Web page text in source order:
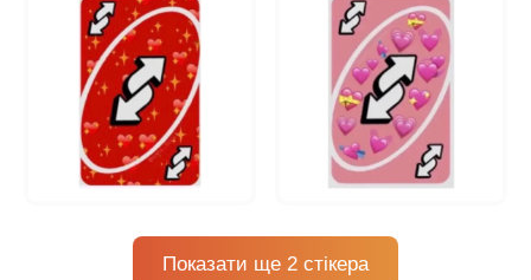
Показати ще 2 стікера